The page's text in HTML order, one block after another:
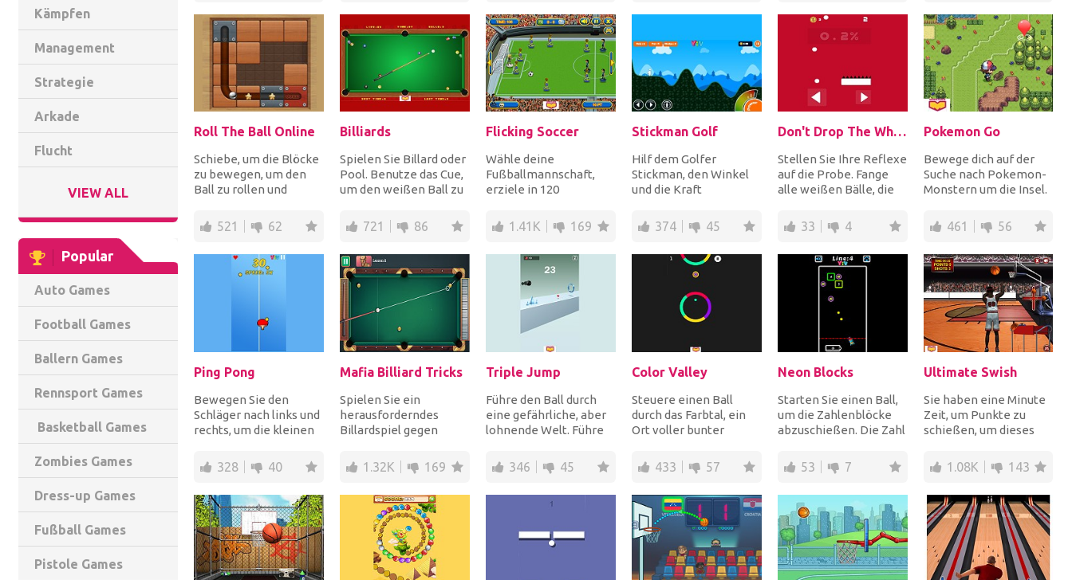
Kämpfen
Management
Strategie
Arkade
Flucht
VIEW ALL
Popular
Auto Games
Football Games
Ballern Games
Rennsport Games
Basketball Games
Zombies Games
Dress-up Games
Fußball Games
Pistole Games
Roll The Ball Online
Schiebe, um die Blöcke
zu bewegen, um den
Ball zu rollen und
das Ende in die Z...
521 62
Billiards
Spielen Sie Billard oder
Pool. Benutze das Cue,
um den weißen Ball zu
alle farb...
721 86
Flicking Soccer
Wähle deine
Fußballmannschaft,
erziele in 120
vom gegnerischen
Team und gewinne a...
1.41K 169
Stickman Golf
Hilf dem Golfer
Stickman, den Winkel
und die Kraft
Ball in das Loch zu
schießen u...
374 45
Don't Drop The White Ball
Stellen Sie Ihre Reflexe
auf die Probe. Fange
alle weißen Bälle, die
du das P...
33 4
Pokemon Go
Bewege dich auf der
Suche nach Pokemon-
Monstern um die Insel.
Pokebälle, um si...
461 56
Ping Pong
Bewegen Sie den
Schläger nach links und
rechts, um die kleinen
Tischtennisbälle zu
treffen, u...
328 40
Mafia Billiard Tricks
Spielen Sie ein
herausforderndes
Billardspiel gegen
der Mafia sind!
Verdiene...
1.32K 169
Triple Jump
Führe den Ball durch
eine gefährliche, aber
lohnende Welt. Führe
durch, um Hindern...
346 45
Color Valley
Steuere einen Ball
durch das Farbtal, ein
Ort voller bunter
Hindernis zu überque...
433 57
Neon Blocks
Starten Sie einen Ball,
um die Zahlenblöcke
abzuschießen. Die Zahl
wie oft...
53 7
Ultimate Swish
Sie haben eine Minute
Zeit, um Punkte zu
schießen, um dieses
gewinnen. Habe Spaß!
1.08K 143